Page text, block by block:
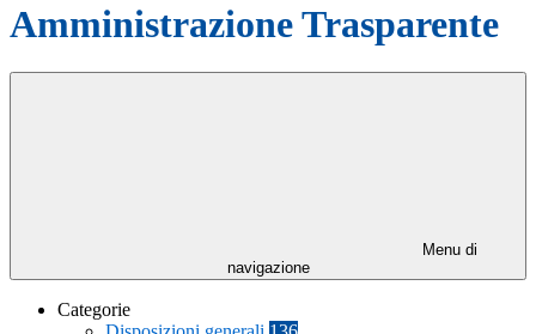
Amministrazione Trasparente
Menu di
navigazione
Categorie